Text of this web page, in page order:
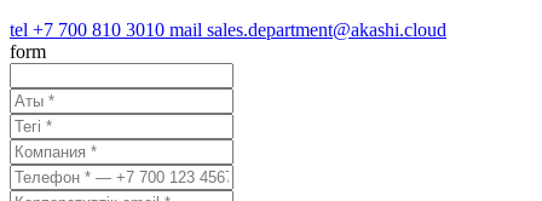
tel +7 700 810 3010 mail sales.department@akashi.cloud
form